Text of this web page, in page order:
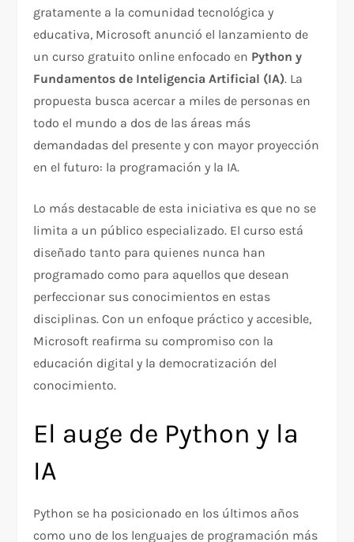
gratamente a la comunidad tecnológica y
educativa, Microsoft anunció el lanzamiento de
un curso gratuito online enfocado en Python y
Fundamentos de Inteligencia Artificial (IA). La
propuesta busca acercar a miles de personas en
todo el mundo a dos de las áreas más
demandadas del presente y con mayor proyección
en el futuro: la programación y la IA.
Lo más destacable de esta iniciativa es que no se
limita a un público especializado. El curso está
diseñado tanto para quienes nunca han
programado como para aquellos que desean
perfeccionar sus conocimientos en estas
disciplinas. Con un enfoque práctico y accesible,
Microsoft reafirma su compromiso con la
educación digital y la democratización del
conocimiento.
El auge de Python y la
IA
Python se ha posicionado en los últimos años
como uno de los lenguajes de programación más